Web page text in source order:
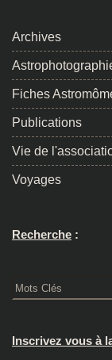
Archives
Fiches
Publications
Vie de
Voyages
Recherche :
Rechercher
Inscrivez vous à